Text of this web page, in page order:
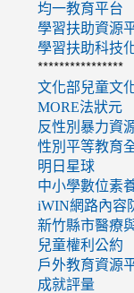
均一教育平台
學習扶助資源
學習扶助科技
****************
文化部兒童文
MORE法狀元
反性別暴力資
性別平等教育
明日星球
中小學數位素
iWIN網路內容
新竹縣市醫療
兒童權利公約
戶外教育資源
成就評量